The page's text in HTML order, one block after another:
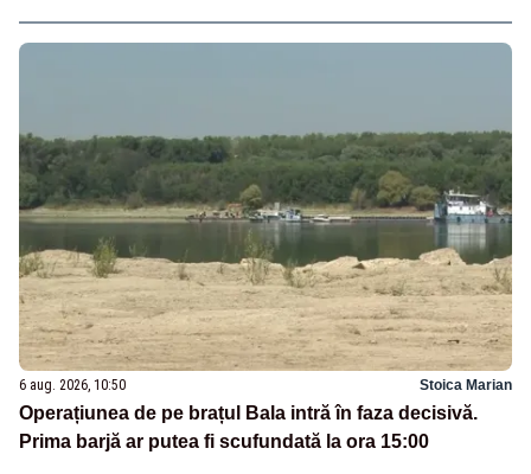
6 aug. 2026, 10:50 Stoica Marian
Operațiunea de pe brațul Bala intră în faza decisivă.
Prima barjă ar putea fi scufundată la ora 15:00